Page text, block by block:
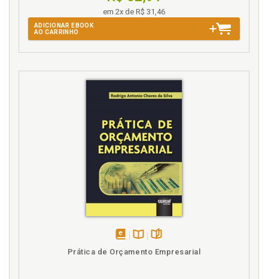
em 2x de R$ 31,46
ADICIONAR EBOOK
AO CARRINHO
em
Prática de Orçamento Empresarial